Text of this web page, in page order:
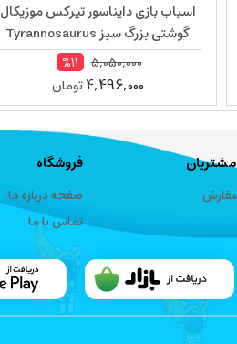
اسباب بازی دایناسور تیرکس موزیکال
گوشتی بزرگ سبز Tyrannosaurus
777 11
5,050,000
%11
4,496,000تومان
فروشگاه
صفحه درباره ما
تماس با ما